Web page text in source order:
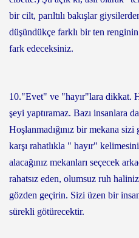
bir cilt, parıltılı bakışlar
düşündükçe farklı bir ten
fark edeceksiniz.
10."Evet" ve "hayır"lara dikkat.
şeyi yaptıramaz. Bazı insanlara
Hoşlanmadığınız bir mekana sizi
karşı rahatlıkla " hayır"
alacağınız mekanları seçecek
rahatsız eden, olumsuz ruh
gözden geçirin. Sizi üzen bir
sürekli götürecektir.